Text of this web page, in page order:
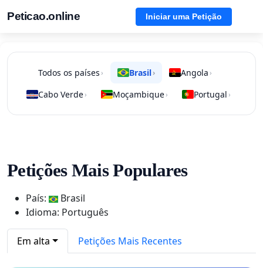
Peticao.online Iniciar uma Petição
Todos os países › Brasil› Angola ›
Cabo Verde› Moçambique› Portugal ›
Petições Mais Populares
País:
Brasil
Idioma: Português
Em alta Petições Mais Recentes